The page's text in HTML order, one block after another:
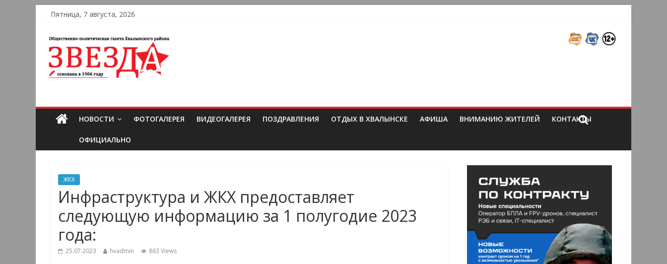
Пятница, 7 августа, 2026
НОВОСТИ ФОТОГАЛЕРЕЯ ВИДЕОГАЛЕРЕЯ ПОЗДРАВЛЕНИЯ ОТДЫХ В ХВАЛЫНСКЕ АФИША ВНИМАНИЮ ЖИТЕЛЕЙ КОНТАКТЫ
ОФИЦИАЛЬНО
ЖКХ
Инфраструктура и ЖКХ предоставляет
следующую информацию за 1 полугодие 2023
года:
25.07.2023 hvadmin 863 Views